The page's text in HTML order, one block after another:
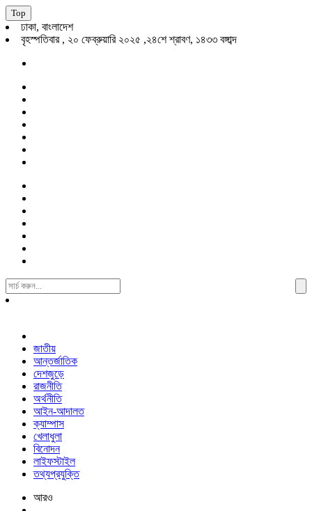
Top
ঢাকা, বাংলাদেশ
বৃহস্পতিবার , ২০ ফেব্রুয়ারি ২০২৫ ,২৪শে শ্রাবণ, ১৪৩৩ বঙ্গাব্দ
Search
For:
জাতীয়
আন্তর্জাতিক
দেশজুড়ে
রাজনীতি
অর্থনীতি
আইন-আদালত
ক্যাম্পাস
খেলাধুলা
বিনোদন
লাইফস্টাইল
তথ্যপ্রযুক্তি
আরও